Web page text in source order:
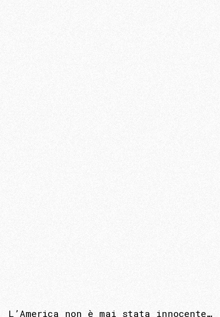
L’America non è mai stata innocente…